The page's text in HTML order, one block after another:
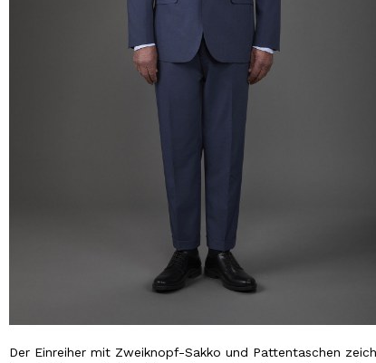
Der Einreiher mit Zweiknopf-Sakko und Pattentaschen